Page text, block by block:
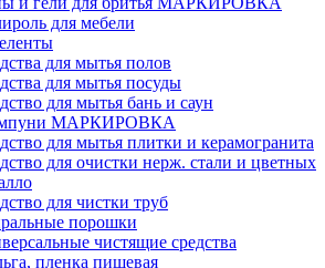
для мебели
для мытья полов
для мытья посуды
для мытья бань и саун
МАРКИРОВКА
для мытья плитки и керамогранита
для очистки нерж. стали и цветных
для чистки труб
порошки
чистящие средства
пленка пищевая